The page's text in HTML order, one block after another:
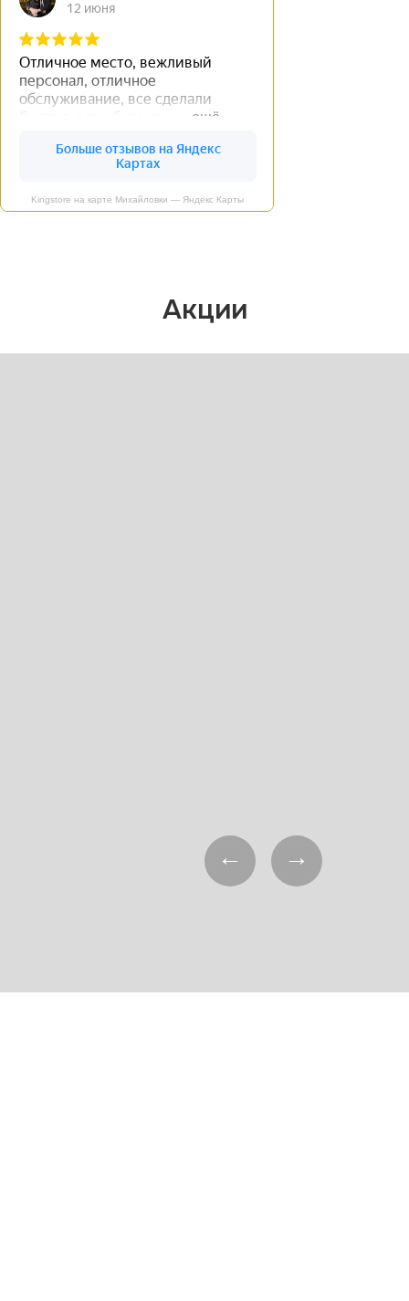
Kingstore на карте Михайловки — Яндекс Карты
Акции